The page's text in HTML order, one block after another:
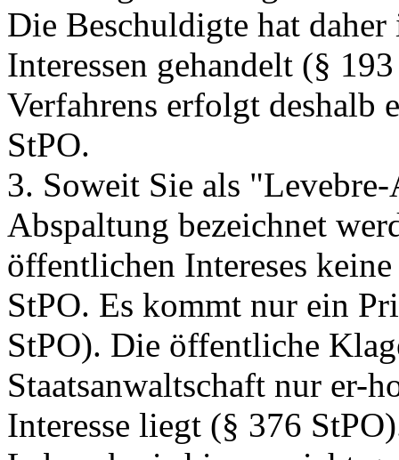
Die Beschuldigte hat
Interessen gehandelt (§
Verfahrens erfolgt deshalb
StPO.
3. Soweit Sie als
Abspaltung bezeichnet
öffentlichen Intereses
StPO. Es kommt nur ein
StPO). Die öffentliche
Staatsanwaltschaft nur er-
Interesse liegt (§ 376